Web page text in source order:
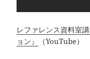
レファレンス資料室
ョン』
（YouTube）